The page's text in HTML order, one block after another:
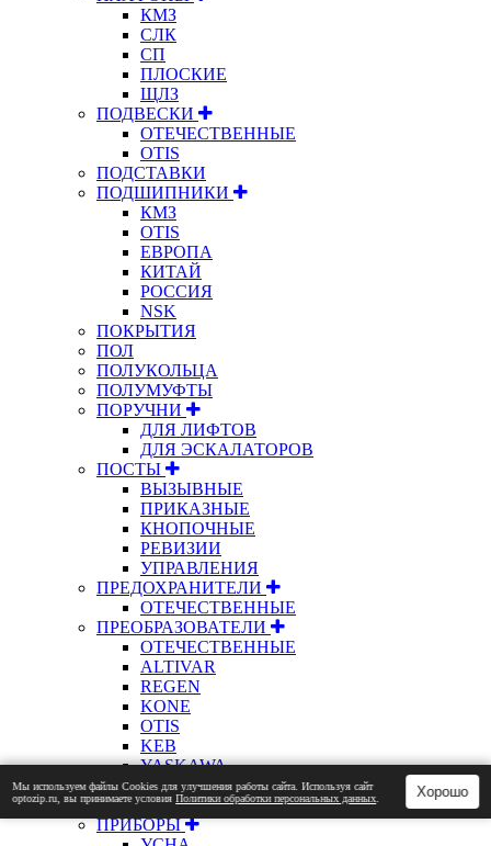
КМЗ
СЛК
СП
ПЛОСКИЕ
ЩЛЗ
ПОДВЕСКИ
ОТЕЧЕСТВЕННЫЕ
OTIS
ПОДСТАВКИ
ПОДШИПНИКИ
КМЗ
OTIS
ЕВРОПА
КИТАЙ
РОССИЯ
NSK
ПОКРЫТИЯ
ПОЛ
ПОЛУКОЛЬЦА
ПОЛУМУФТЫ
ПОРУЧНИ
ДЛЯ ЛИФТОВ
ДЛЯ ЭСКАЛАТОРОВ
ПОСТЫ
ВЫЗЫВНЫЕ
ПРИКАЗНЫЕ
КНОПОЧНЫЕ
РЕВИЗИИ
УПРАВЛЕНИЯ
ПРЕДОХРАНИТЕЛИ
ОТЕЧЕСТВЕННЫЕ
ПРЕОБРАЗОВАТЕЛИ
ОТЕЧЕСТВЕННЫЕ
ALTIVAR
REGEN
KONE
OTIS
KEB
YASKAWA
ПРЕРЫВАТЕЛИ
ОТЕЧЕСТВЕННЫЕ
ПРИБОРЫ
Мы используем файлы Сookies для улучшения работы сайта. Используя сайт
optozip.ru, вы принимаете условияПолитики обработки персональных данных Хорошо